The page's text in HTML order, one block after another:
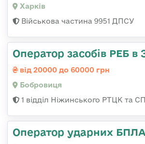
Харків
Військова частина 9951 ДПСУ
Оператор засобів РЕБ в
від 20000 до 60000 грн
Бобровиця
1 відділ Ніжинського РТЦК та СП
Оператор ударних БПЛА